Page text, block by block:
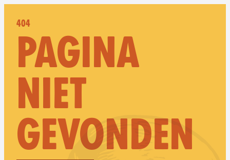
404
PAGINA
NIET
GEVONDEN